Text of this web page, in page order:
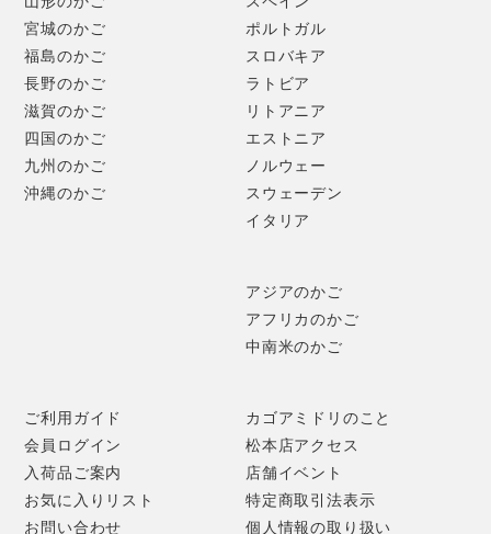
宮城のかご
福島のかご
長野のかご
滋賀のかご
四国のかご
九州のかご
沖縄のかご
ポルトガル
スロバキア
ラトビア
リトアニア
エストニア
ノルウェー
スウェーデン
イタリア
アジアのかご
アフリカのかご
中南米のかご
ご利用ガイド
会員ログイン
入荷品ご案内
お気に入りリスト
お問い合わせ
カゴアミドリのこと
松本店アクセス
店舗イベント
特定商取引法表示
個人情報の取り扱い